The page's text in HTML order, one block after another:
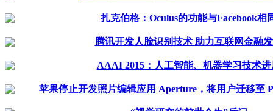
扎克伯格：Oculus的功能与Facebook相
腾讯开发人脸识别技术 助力互联网金融
AAAI 2015：人工智能、机器学习技术进
苹果停止开发照片编辑应用 Aperture，将用户迁移至